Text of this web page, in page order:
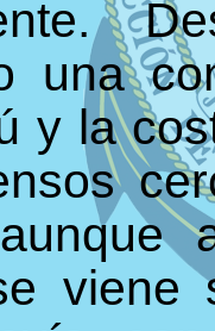
una
y la
viene